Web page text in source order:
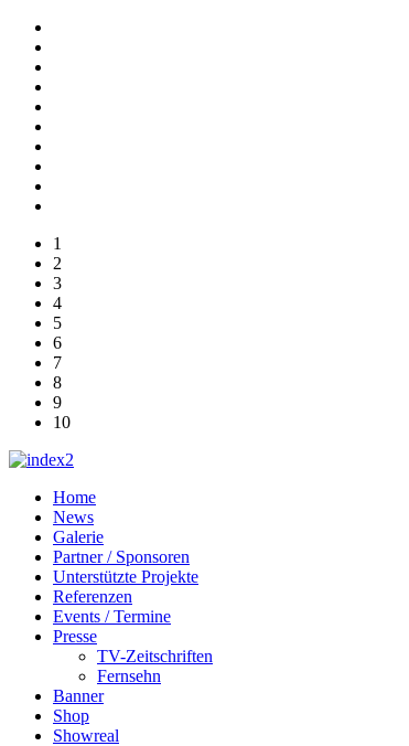
1
2
3
4
5
6
7
8
9
10
Home
News
Galerie
Partner / Sponsoren
Unterstützte Projekte
Referenzen
Events / Termine
Presse
TV-Zeitschriften
Fernsehn
Banner
Shop
Showreal